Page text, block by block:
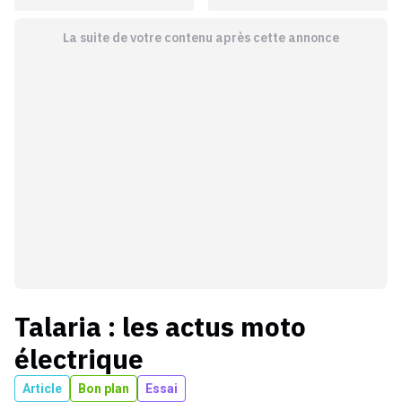
La suite de votre contenu après cette annonce
Talaria : les actus moto
électrique
Article Bon plan Essai